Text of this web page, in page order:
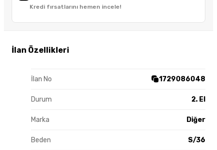
Kredi fırsatlarını hemen incele!
İlan Özellikleri
İlan No 1729086048
Durum 2. El
Marka Diğer
Beden S/36